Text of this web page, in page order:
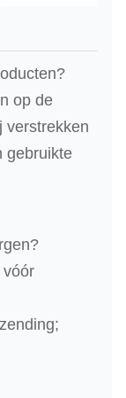
op de
verstrekken
gebruikte
vóór